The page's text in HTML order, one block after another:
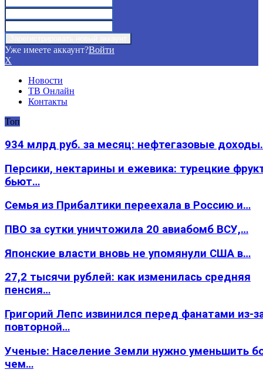
Уже имеете аккаунт?Войти
X
Новости
ТВ Онлайн
Контакты
Топ
934 млрд руб. за месяц: нефтегазовые
Персики, нектарины и ежевика: турецкие
бьют…
Семья из Прибалтики переехала в Россию и…
ПВО за сутки уничтожила 20 авиабомб ВСУ,…
Японские власти вновь не упомянули США в…
27,2 тысячи рублей: как изменилась средняя
пенсия…
Григорий Лепс извинился перед фанатами из-
повторной…
Ученые: Население Земли нужно уменьшить
чем…